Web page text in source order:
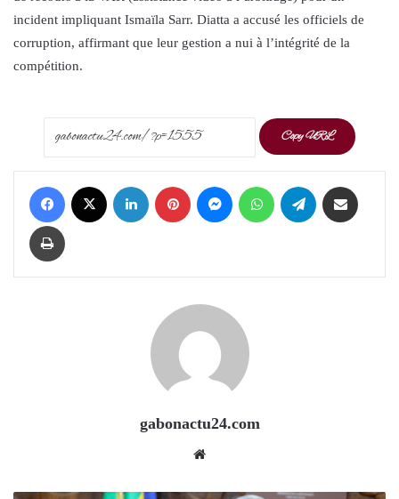
incident impliquant Ismaïla Sarr. Diatta a accusé les officiels de
corruption, affirmant que leur gestion a nui à l’intégrité de la
compétition.
Copy URL
Facebook LinkedIn Pinterest Messenger WhatsApp Telegram
Print
gabonactu24.com